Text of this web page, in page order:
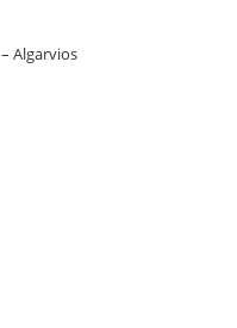
–Algarvios